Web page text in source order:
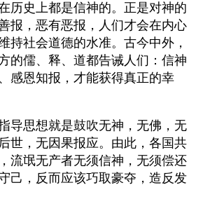
历史上都是信神的。正是对神的
报，恶有恶报，人们才会在内心
持社会道德的水准。古今中外，
的儒、释、道都告诫人们：信神
感恩知报，才能获得真正的幸
导思想就是鼓吹无神，无佛，无
世，无因果报应。由此，各国共
流氓无产者无须信神，无须偿还
己，反而应该巧取豪夺，造反发